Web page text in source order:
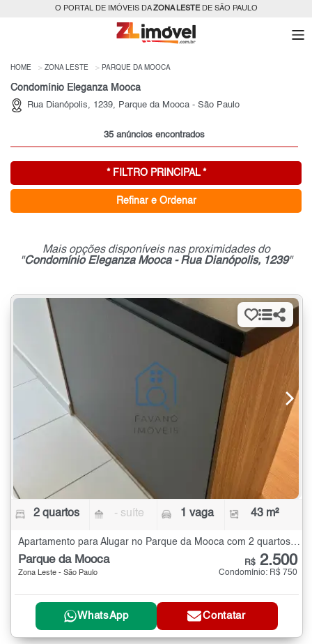
O PORTAL DE IMÓVEIS DAZONA LESTEDE SÃO PAULO
HOME ZONA LESTE PARQUE DA MOOCA
Condomínio Eleganza Mooca
Rua Dianópolis, 1239, Parque da Mooca - São Paulo
35 anúncios encontrados
* FILTRO PRINCIPAL *
Refinar e Ordenar
Mais opções disponíveis nas proximidades do
"Condomínio Eleganza Mooca - Rua Dianópolis, 1239"
2 quartos - suíte 1 vaga 43 m²
Parque da Mooca
Zona Leste - São Paulo
R$ 2.500
Condomínio: R$ 750
WhatsApp Contatar